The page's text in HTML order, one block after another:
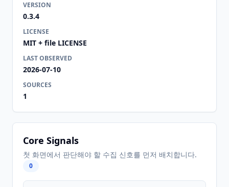
VERSION
0.3.4
LICENSE
MIT + file LICENSE
LAST OBSERVED
2026-07-10
SOURCES
1
Core Signals
첫 화면에서 판단해야 할 수집 신호를 먼저 배치합니다.
0